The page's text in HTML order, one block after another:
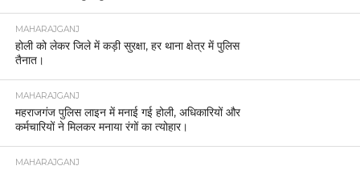
MAHARAJGANJ
होली को लेकर जिले में कड़ी सुरक्षा, हर थाना क्षेत्र में पुलिस
तैनात।
MAHARAJGANJ
महराजगंज पुलिस लाइन में मनाई गई होली, अधिकारियों और
कर्मचारियों ने मिलकर मनाया रंगों का त्योहार।
MAHARAJGANJ